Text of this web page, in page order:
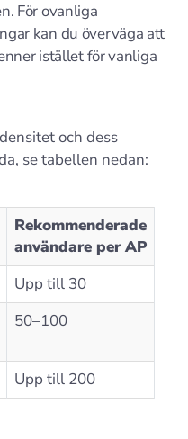
För ovanliga
kan du överväga att
istället för vanliga
och dess
se tabellen nedan:
Rekommenderade
användare per AP
Upp till 30
50–100
Upp till 200